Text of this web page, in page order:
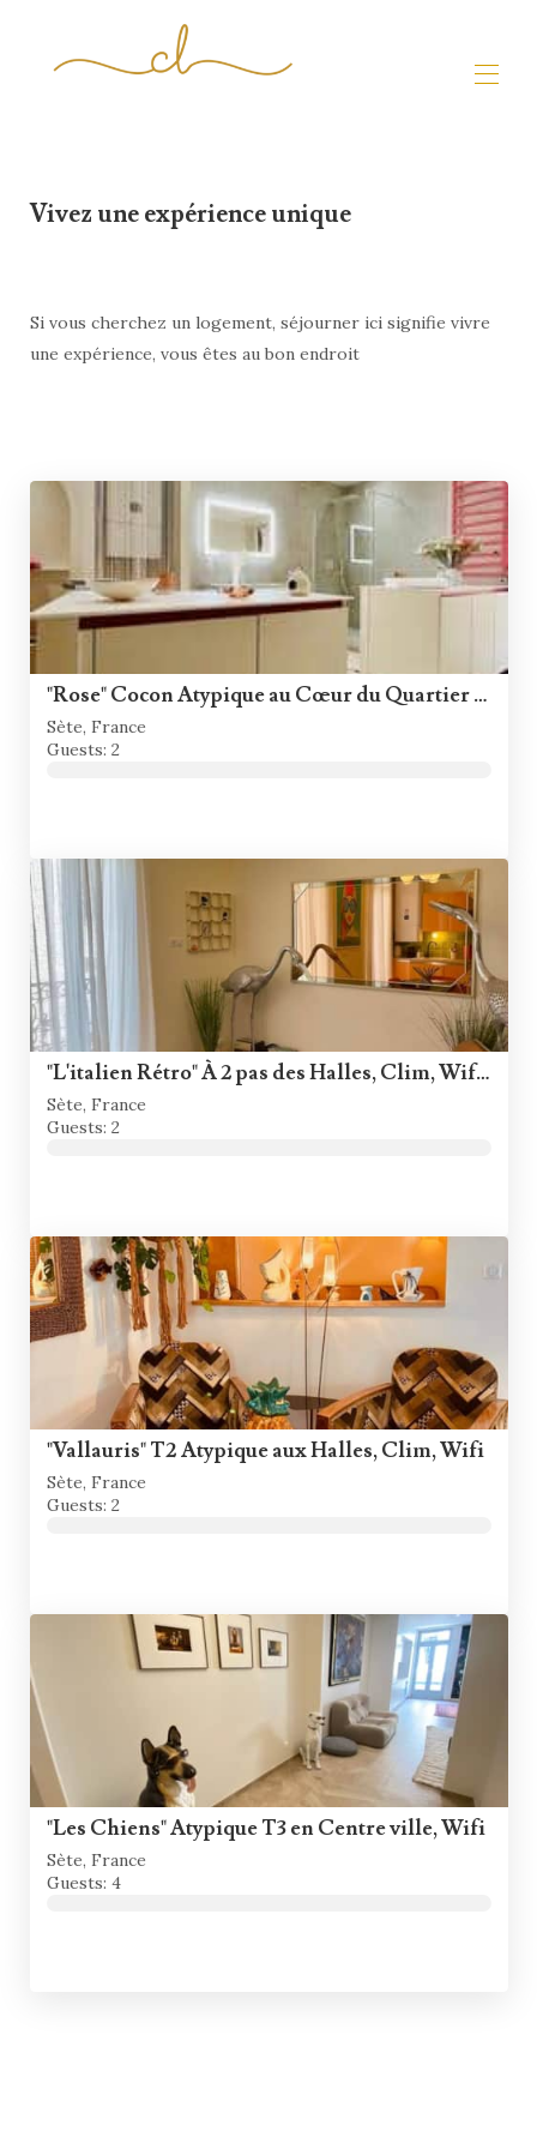
All properties ▾
Vivez une expérience unique
Si vous cherchez un logement, séjourner ici signifie vivre
une expérience, vous êtes au bon endroit
"Rose" Cocon Atypique au Cœur du Quartier Haut
Sète, France
Guests: 2
"L'italien Rétro" À 2 pas des Halles, Clim, Wifi !
Sète, France
Guests: 2
"Vallauris" T2 Atypique aux Halles, Clim, Wifi
Sète, France
Guests: 2
"Les Chiens" Atypique T3 en Centre ville, Wifi
Sète, France
Guests: 4